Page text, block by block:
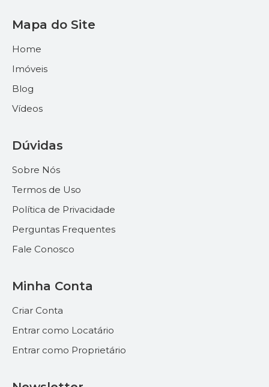
Mapa do Site
Home
Imóveis
Blog
Vídeos
Dúvidas
Sobre Nós
Termos de Uso
Política de Privacidade
Perguntas Frequentes
Fale Conosco
Minha Conta
Criar Conta
Entrar como Locatário
Entrar como Proprietário